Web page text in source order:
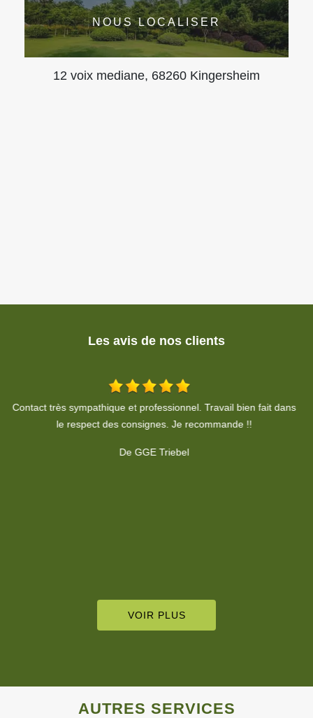
NOUS LOCALISER
12 voix mediane, 68260 Kingersheim
Les avis de nos clients
Entreprise sérieuse et fiable. Résultat parfait et propre. Que
demander de plus?
De François Besson
VOIR PLUS
AUTRES SERVICES